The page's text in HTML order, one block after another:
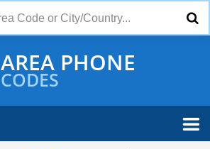
AREA PHONE
CODES